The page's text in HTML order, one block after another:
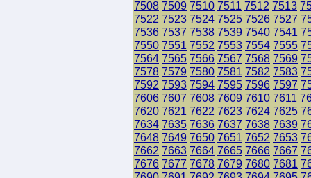
7508 7509 7510 7511 7512 7513
7522 7523 7524 7525 7526 7527
7536 7537 7538 7539 7540 7541
7550 7551 7552 7553 7554 7555
7564 7565 7566 7567 7568 7569
7578 7579 7580 7581 7582 7583
7592 7593 7594 7595 7596 7597
7606 7607 7608 7609 7610 7611
7620 7621 7622 7623 7624 7625
7634 7635 7636 7637 7638 7639
7648 7649 7650 7651 7652 7653
7662 7663 7664 7665 7666 7667
7676 7677 7678 7679 7680 7681